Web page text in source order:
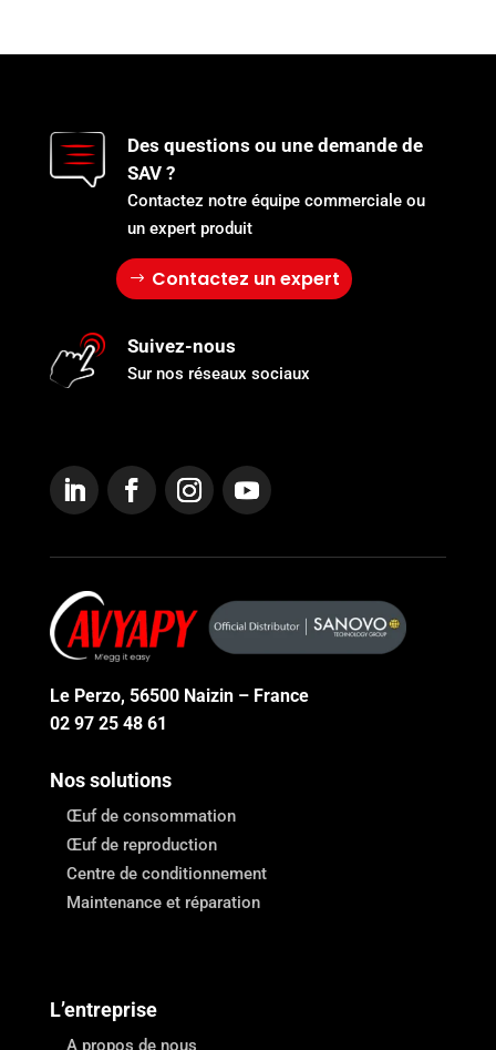
Des questions ou une demande de
SAV ?
Contactez notre équipe commerciale ou
un expert produit
Contactez un expert
Suivez-nous
Sur nos réseaux sociaux
Le Perzo, 56500 Naizin – France
02 97 25 48 61
Nos solutions
Œuf de consommation
Œuf de reproduction
Centre de conditionnement
Maintenance et réparation
L’entreprise
A propos de nous